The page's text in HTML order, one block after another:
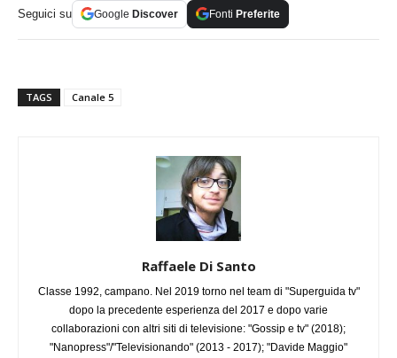
Seguici su Google Discover Fonti Preferite
TAGS Canale 5
Raffaele Di Santo
Classe 1992, campano. Nel 2019 torno nel team di "Superguida tv"
dopo la precedente esperienza del 2017 e dopo varie
collaborazioni con altri siti di televisione: "Gossip e tv" (2018);
"Nanopress"/"Televisionando" (2013 - 2017); "Davide Maggio"